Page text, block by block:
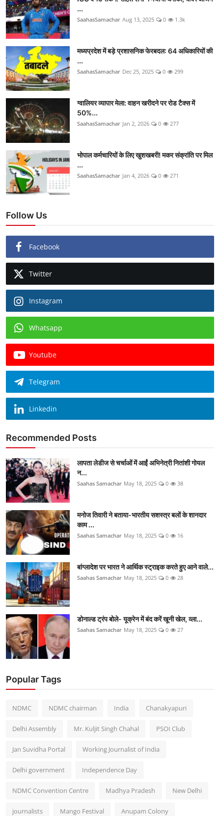
...
SaahasSamachar Aug 13, 2025 0 1.3k
मध्यप्रदेश में बड़े प्रशासनिक फेरबदल: 64 अधिकारियों की
...
SaahasSamachar Dec 25, 2025 0 299
ग्वालियर व्यापार मेला: वाहन खरीदने पर रोड टैक्स में
50%...
SaahasSamachar Jan 2, 2026 0 277
भोपाल कर्मचारियों के लिए खुशखबरी! मकर संक्रांति पर मिल
...
SaahasSamachar Jan 4, 2026 0 271
Follow Us
Facebook
Twitter
Instagram
Whatsapp
Youtube
Telegram
Linkedin
Recommended Posts
लापता लेडीज से चर्चाओं में आईं अभिनेत्री नितांशी गोयल
न...
Saahas Samachar May 18, 2025 0 38
मनोज तिवारी ने बताया-भारतीय सशस्त्र बलों के शानदार
काम ...
Saahas Samachar May 18, 2025 0 16
बांग्लादेश पर भारत ने आर्थिक स्ट्राइक करते हुए आने वाले...
Saahas Samachar May 18, 2025 0 28
डोनाल्ड ट्रंप बोले- यूक्रेन में बंद करें खूनी खेल, व्ला...
Saahas Samachar May 18, 2025 0 27
Popular Tags
NDMC NDMC chairman India Chanakyapuri
Delhi Assembly Mr. Kuljit Singh Chahal PSOI Club
Jan Suvidha Portal Working Journalist of India
Delhi government Independence Day
NDMC Convention Centre Madhya Pradesh New Delhi
journalists Mango Festival Anupam Colony